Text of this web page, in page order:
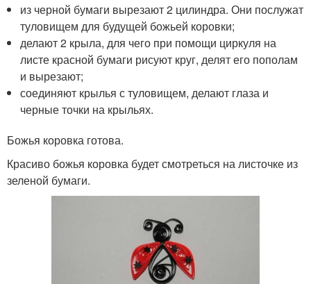
из черной бумаги вырезают 2 цилиндра. Они послужат
туловищем для будущей божьей коровки;
делают 2 крыла, для чего при помощи циркуля на
листе красной бумаги рисуют круг, делят его пополам
и вырезают;
соединяют крылья с туловищем, делают глаза и
черные точки на крыльях.
Божья коровка готова.
Красиво божья коровка будет смотреться на листочке из
зеленой бумаги.